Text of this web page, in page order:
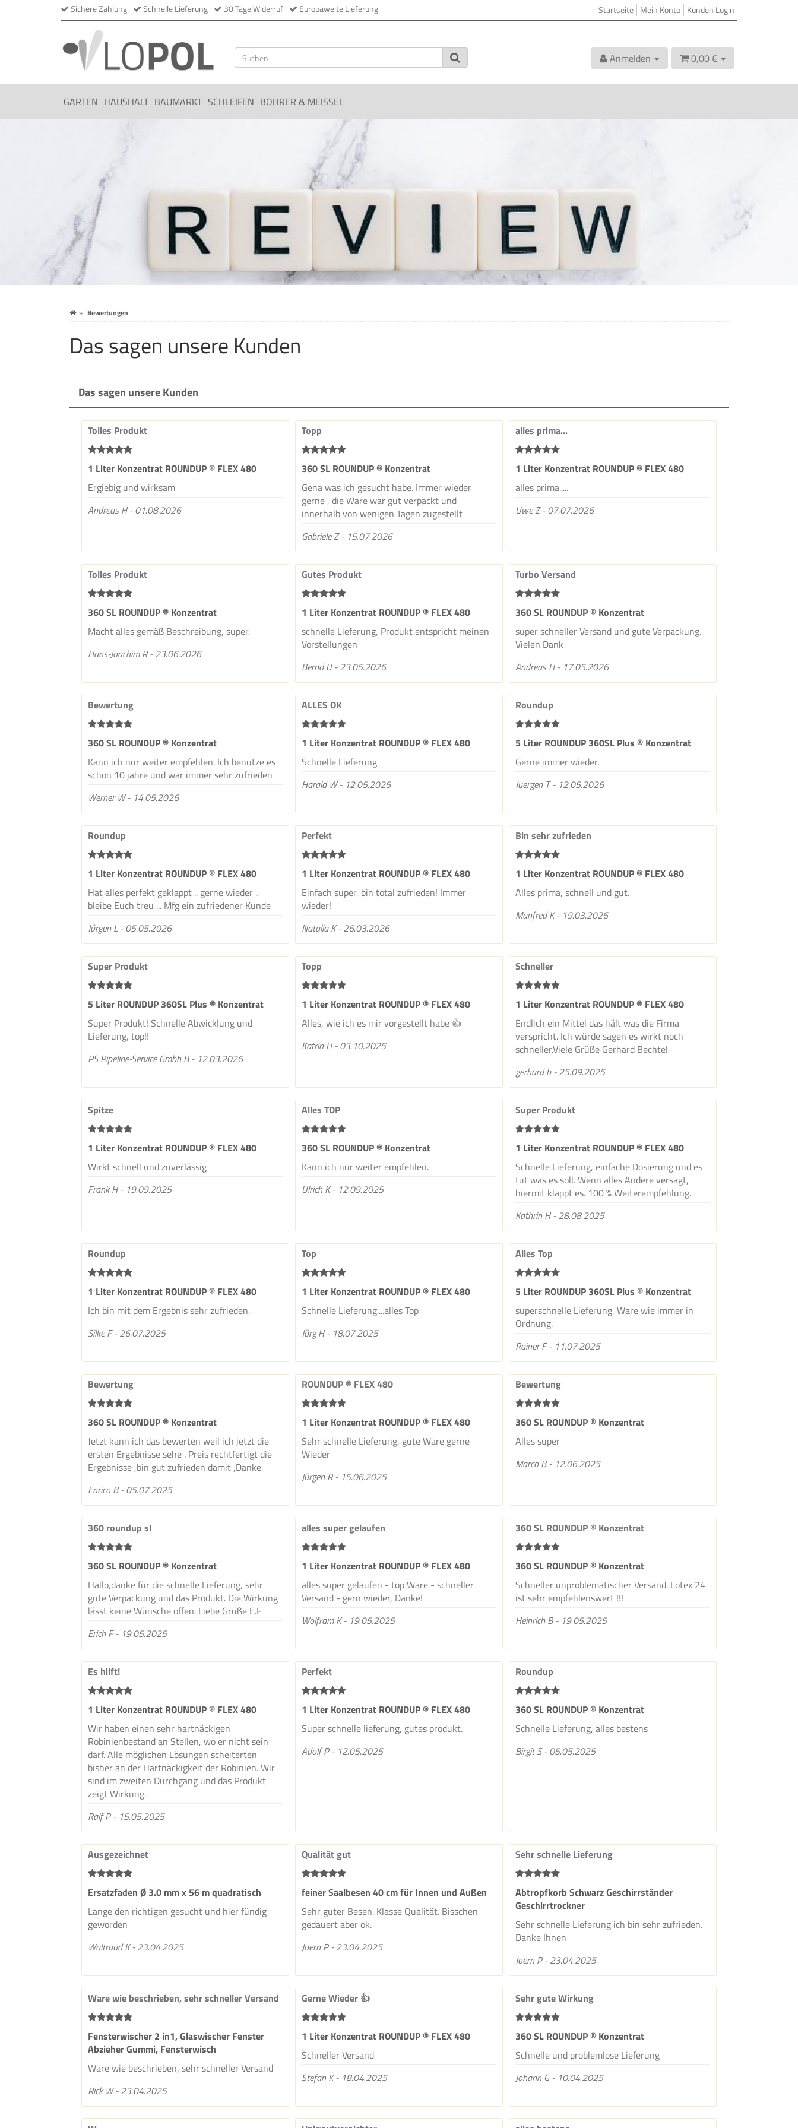
Sichere Zahlung Schnelle Lieferung 30 Tage Widerruf Europaweite Lieferung Startseite Mein Konto Kunden Login
Anmelden 0,00 €
GARTEN HAUSHALT BAUMARKT SCHLEIFEN BOHRER & MEISSEL
Bewertungen
Das sagen unsere Kunden
Das sagen unsere Kunden
Tolles Produkt
1 Liter Konzentrat ROUNDUP ® FLEX 480
Ergiebig und wirksam
Andreas H - 01.08.2026
Topp
360 SL ROUNDUP ® Konzentrat
Gena was ich gesucht habe. Immer wieder
gerne , die Ware war gut verpackt und
innerhalb von wenigen Tagen zugestellt
Gabriele Z - 15.07.2026
alles prima...
1 Liter Konzentrat ROUNDUP ® FLEX 480
alles prima.....
Uwe Z - 07.07.2026
Tolles Produkt
360 SL ROUNDUP ® Konzentrat
Macht alles gemäß Beschreibung, super.
Hans-Joachim R - 23.06.2026
Gutes Produkt
1 Liter Konzentrat ROUNDUP ® FLEX 480
schnelle Lieferung, Produkt entspricht meinen
Vorstellungen
Bernd U - 23.05.2026
Turbo Versand
360 SL ROUNDUP ® Konzentrat
super schneller Versand und gute Verpackung.
Vielen Dank
Andreas H - 17.05.2026
Bewertung
360 SL ROUNDUP ® Konzentrat
Kann ich nur weiter empfehlen. Ich benutze es
schon 10 jahre und war immer sehr zufrieden
Werner W - 14.05.2026
ALLES OK
1 Liter Konzentrat ROUNDUP ® FLEX 480
Schnelle Lieferung
Harald W - 12.05.2026
Roundup
5 Liter ROUNDUP 360SL Plus ® Konzentrat
Gerne immer wieder.
Juergen T - 12.05.2026
Roundup
1 Liter Konzentrat ROUNDUP ® FLEX 480
Hat alles perfekt geklappt .. gerne wieder ..
bleibe Euch treu ... Mfg ein zufriedener Kunde
Jürgen L - 05.05.2026
Perfekt
1 Liter Konzentrat ROUNDUP ® FLEX 480
Einfach super, bin total zufrieden! Immer
wieder!
Natalia K - 26.03.2026
Bin sehr zufrieden
1 Liter Konzentrat ROUNDUP ® FLEX 480
Alles prima, schnell und gut.
Manfred K - 19.03.2026
Super Produkt
5 Liter ROUNDUP 360SL Plus ® Konzentrat
Super Produkt! Schnelle Abwicklung und
Lieferung, top!!
PS Pipeline-Service Gmbh B - 12.03.2026
Topp
1 Liter Konzentrat ROUNDUP ® FLEX 480
Alles, wie ich es mir vorgestellt habe 👍
Katrin H - 03.10.2025
Schneller
1 Liter Konzentrat ROUNDUP ® FLEX 480
Endlich ein Mittel das hält was die Firma
verspricht. Ich würde sagen es wirkt noch
schneller.Viele Grüße Gerhard Bechtel
gerhard b - 25.09.2025
Spitze
1 Liter Konzentrat ROUNDUP ® FLEX 480
Wirkt schnell und zuverlässig
Frank H - 19.09.2025
Alles TOP
360 SL ROUNDUP ® Konzentrat
Kann ich nur weiter empfehlen.
Ulrich K - 12.09.2025
Super Produkt
1 Liter Konzentrat ROUNDUP ® FLEX 480
Schnelle Lieferung, einfache Dosierung und es
tut was es soll. Wenn alles Andere versagt,
hiermit klappt es. 100 % Weiterempfehlung.
Kathrin H - 28.08.2025
Roundup
1 Liter Konzentrat ROUNDUP ® FLEX 480
Ich bin mit dem Ergebnis sehr zufrieden.
Silke F - 26.07.2025
Top
1 Liter Konzentrat ROUNDUP ® FLEX 480
Schnelle Lieferung....alles Top
Jörg H - 18.07.2025
Alles Top
5 Liter ROUNDUP 360SL Plus ® Konzentrat
superschnelle Lieferung, Ware wie immer in
Ordnung.
Rainer F - 11.07.2025
Bewertung
360 SL ROUNDUP ® Konzentrat
Jetzt kann ich das bewerten weil ich jetzt die
ersten Ergebnisse sehe . Preis rechtfertigt die
Ergebnisse ,bin gut zufrieden damit ,Danke
Enrico B - 05.07.2025
ROUNDUP ® FLEX 480
1 Liter Konzentrat ROUNDUP ® FLEX 480
Sehr schnelle Lieferung, gute Ware gerne
Wieder
Jürgen R - 15.06.2025
Bewertung
360 SL ROUNDUP ® Konzentrat
Alles super
Marco B - 12.06.2025
360 roundup sl
360 SL ROUNDUP ® Konzentrat
Hallo,danke für die schnelle Lieferung, sehr
gute Verpackung und das Produkt. Die Wirkung
lässt keine Wünsche offen. Liebe Grüße E.F
Erich F - 19.05.2025
alles super gelaufen
1 Liter Konzentrat ROUNDUP ® FLEX 480
alles super gelaufen - top Ware - schneller
Versand - gern wieder, Danke!
Wolfram K - 19.05.2025
360 SL ROUNDUP ® Konzentrat
360 SL ROUNDUP ® Konzentrat
Schneller unproblematischer Versand. Lotex 24
ist sehr empfehlenswert !!!
Heinrich B - 19.05.2025
Es hilft!
1 Liter Konzentrat ROUNDUP ® FLEX 480
Wir haben einen sehr hartnäckigen
Robinienbestand an Stellen, wo er nicht sein
darf. Alle möglichen Lösungen scheiterten
bisher an der Hartnäckigkeit der Robinien. Wir
sind im zweiten Durchgang und das Produkt
zeigt Wirkung.
Ralf P - 15.05.2025
Perfekt
1 Liter Konzentrat ROUNDUP ® FLEX 480
Super schnelle lieferung, gutes produkt.
Adolf P - 12.05.2025
Roundup
360 SL ROUNDUP ® Konzentrat
Schnelle Lieferung, alles bestens
Birgit S - 05.05.2025
Ausgezeichnet
Ersatzfaden Ø 3.0 mm x 56 m quadratisch
Lange den richtigen gesucht und hier fündig
geworden
Waltraud K - 23.04.2025
Qualität gut
feiner Saalbesen 40 cm für Innen und Außen
Sehr guter Besen. Klasse Qualität. Bisschen
gedauert aber ok.
Joern P - 23.04.2025
Sehr schnelle Lieferung
Abtropfkorb Schwarz Geschirrständer
Geschirrtrockner
Sehr schnelle Lieferung ich bin sehr zufrieden.
Danke Ihnen
Joern P - 23.04.2025
Ware wie beschrieben, sehr schneller Versand
Fensterwischer 2 in1, Glaswischer Fenster
Abzieher Gummi, Fensterwisch
Ware wie beschrieben, sehr schneller Versand
Rick W - 23.04.2025
Gerne Wieder 👍
1 Liter Konzentrat ROUNDUP ® FLEX 480
Schneller Versand
Stefan K - 18.04.2025
Sehr gute Wirkung
360 SL ROUNDUP ® Konzentrat
Schnelle und problemlose Lieferung
Johann G - 10.04.2025